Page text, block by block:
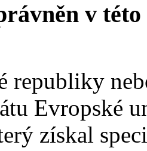
v
republiky
Evropské
získal